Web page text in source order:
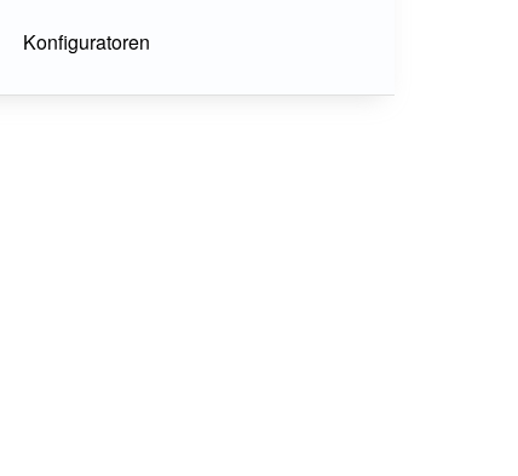
Konfiguratoren